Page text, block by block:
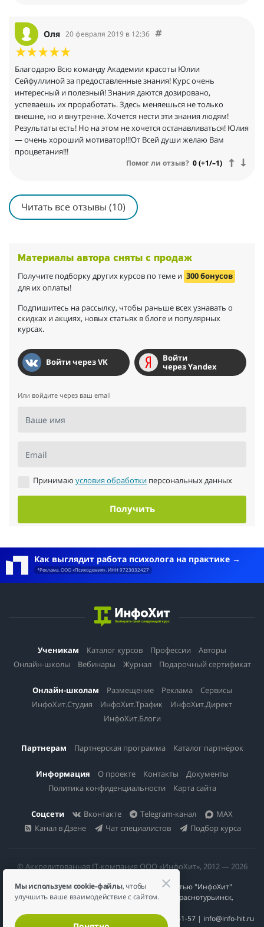
Оля 20 февраля 2019 в 12:36
Благодарю Всю команду Академии красоты Юлии
Сейфуллиной за предоставленные знания! Курс очень
интересный и полезный! Знания даются дозировано,
успеваешь их проработать. Здесь меняешься не только
внешне, но и внутренне. Хочется нести эти знания людям!
Результаты есть! Но на этом не хочется останавливаться! Юлия
— очень хороший мотиватор!!!От Всей души желаю Вам
процветания!!!
Помог ли отзыв? 0 (+1/–1)
Читать все отзывы (10)
Материалы автора сняты с продаж
Получите подборку других курсов по теме и 300 бонусов
для их оплаты!
Подпишитесь на рассылку, чтобы раньше всех узнавать о
скидках и акциях, новых статьях в блоге и популярных
курсах.
Войти через VK
Войти
через Yandex
Или войдите через ваш email
Ваше имя
Email
Принимаю условия обработки персональных данных
Получить
Как выглядит работа психолога на практике
*Реклама. ООО «Психодемия». ИНН 9723032427
Ученикам Каталог курсов Профессии
Авторы
Онлайн-школы
Вебинары Журнал Подарочный сертификат
Онлайн-школам Размещение Реклама
Сервисы
ИнфоХит.Студия
ИнфоХит.Трафик
ИнфоХит.Директ
ИнфоХит.Блоги
Партнерам Партнерская программа Каталог партнёрок
Информация О проекте Контакты
Документы
Политика конфиденциальности
Карта сайта
Соцсети Вконтакте Telegram-канал
MAX
Канал в Дзене
Чат специалистов Подбор курса
© Аккредитованная IT-компания ООО «ИнфоХит», 2012 — 2026
Общество с ограниченной ответственностью "ИнфоХит"
624446, Россия, Свердловская область, г. Краснотурьинск,
ИНН 6617023200 | КПП 661701001 | +7 984 888-51-57 | info@info-hit.ru
Мы используем cookie-файлы, чтобы
улучшить ваше взаимодействие с сайтом.